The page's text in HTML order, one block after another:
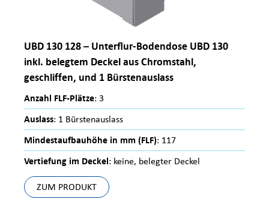
UBD 130 128 – Unterflur-Bodendose UBD 130
inkl. belegtem Deckel aus Chromstahl,
geschliffen, und 1 Bürstenauslass
Anzahl FLF-Plätze: 3
Auslass: 1 Bürstenauslass
Mindestaufbauhöhe in mm (FLF): 117
Vertiefung im Deckel: keine, belegter Deckel
ZUM PRODUKT